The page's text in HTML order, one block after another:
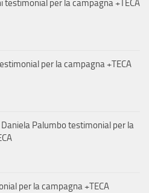
testimonial per la campagna +TECA
per la campagna +TECA
Daniela Palumbo testimonial per la
per la campagna +TECA